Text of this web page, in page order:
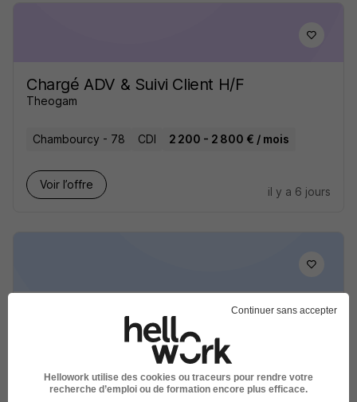
Chargé ADV & Suivi Client H/F
Theogam
Chambourcy - 78 CDI 2 200 - 2 800 € / mois
Voir l’offre
il y a 6 jours
Chargé ADV & Production Média
Super recruteur
Clichy - 92 Stage 6 mois
Continuer sans accepter
Hellowork utilise des cookies ou traceurs pour rendre votre
recherche d’emploi ou de formation encore plus efficace.